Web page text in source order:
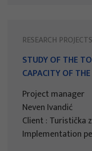
RESEARCH PROJECTS
STUDY OF THE
CAPACITY OF
Project manager
Neven Ivandić
Client : Turistička
Implementation